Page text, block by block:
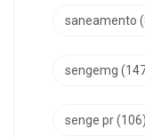
saneamento
sengemg
senge pr(106)